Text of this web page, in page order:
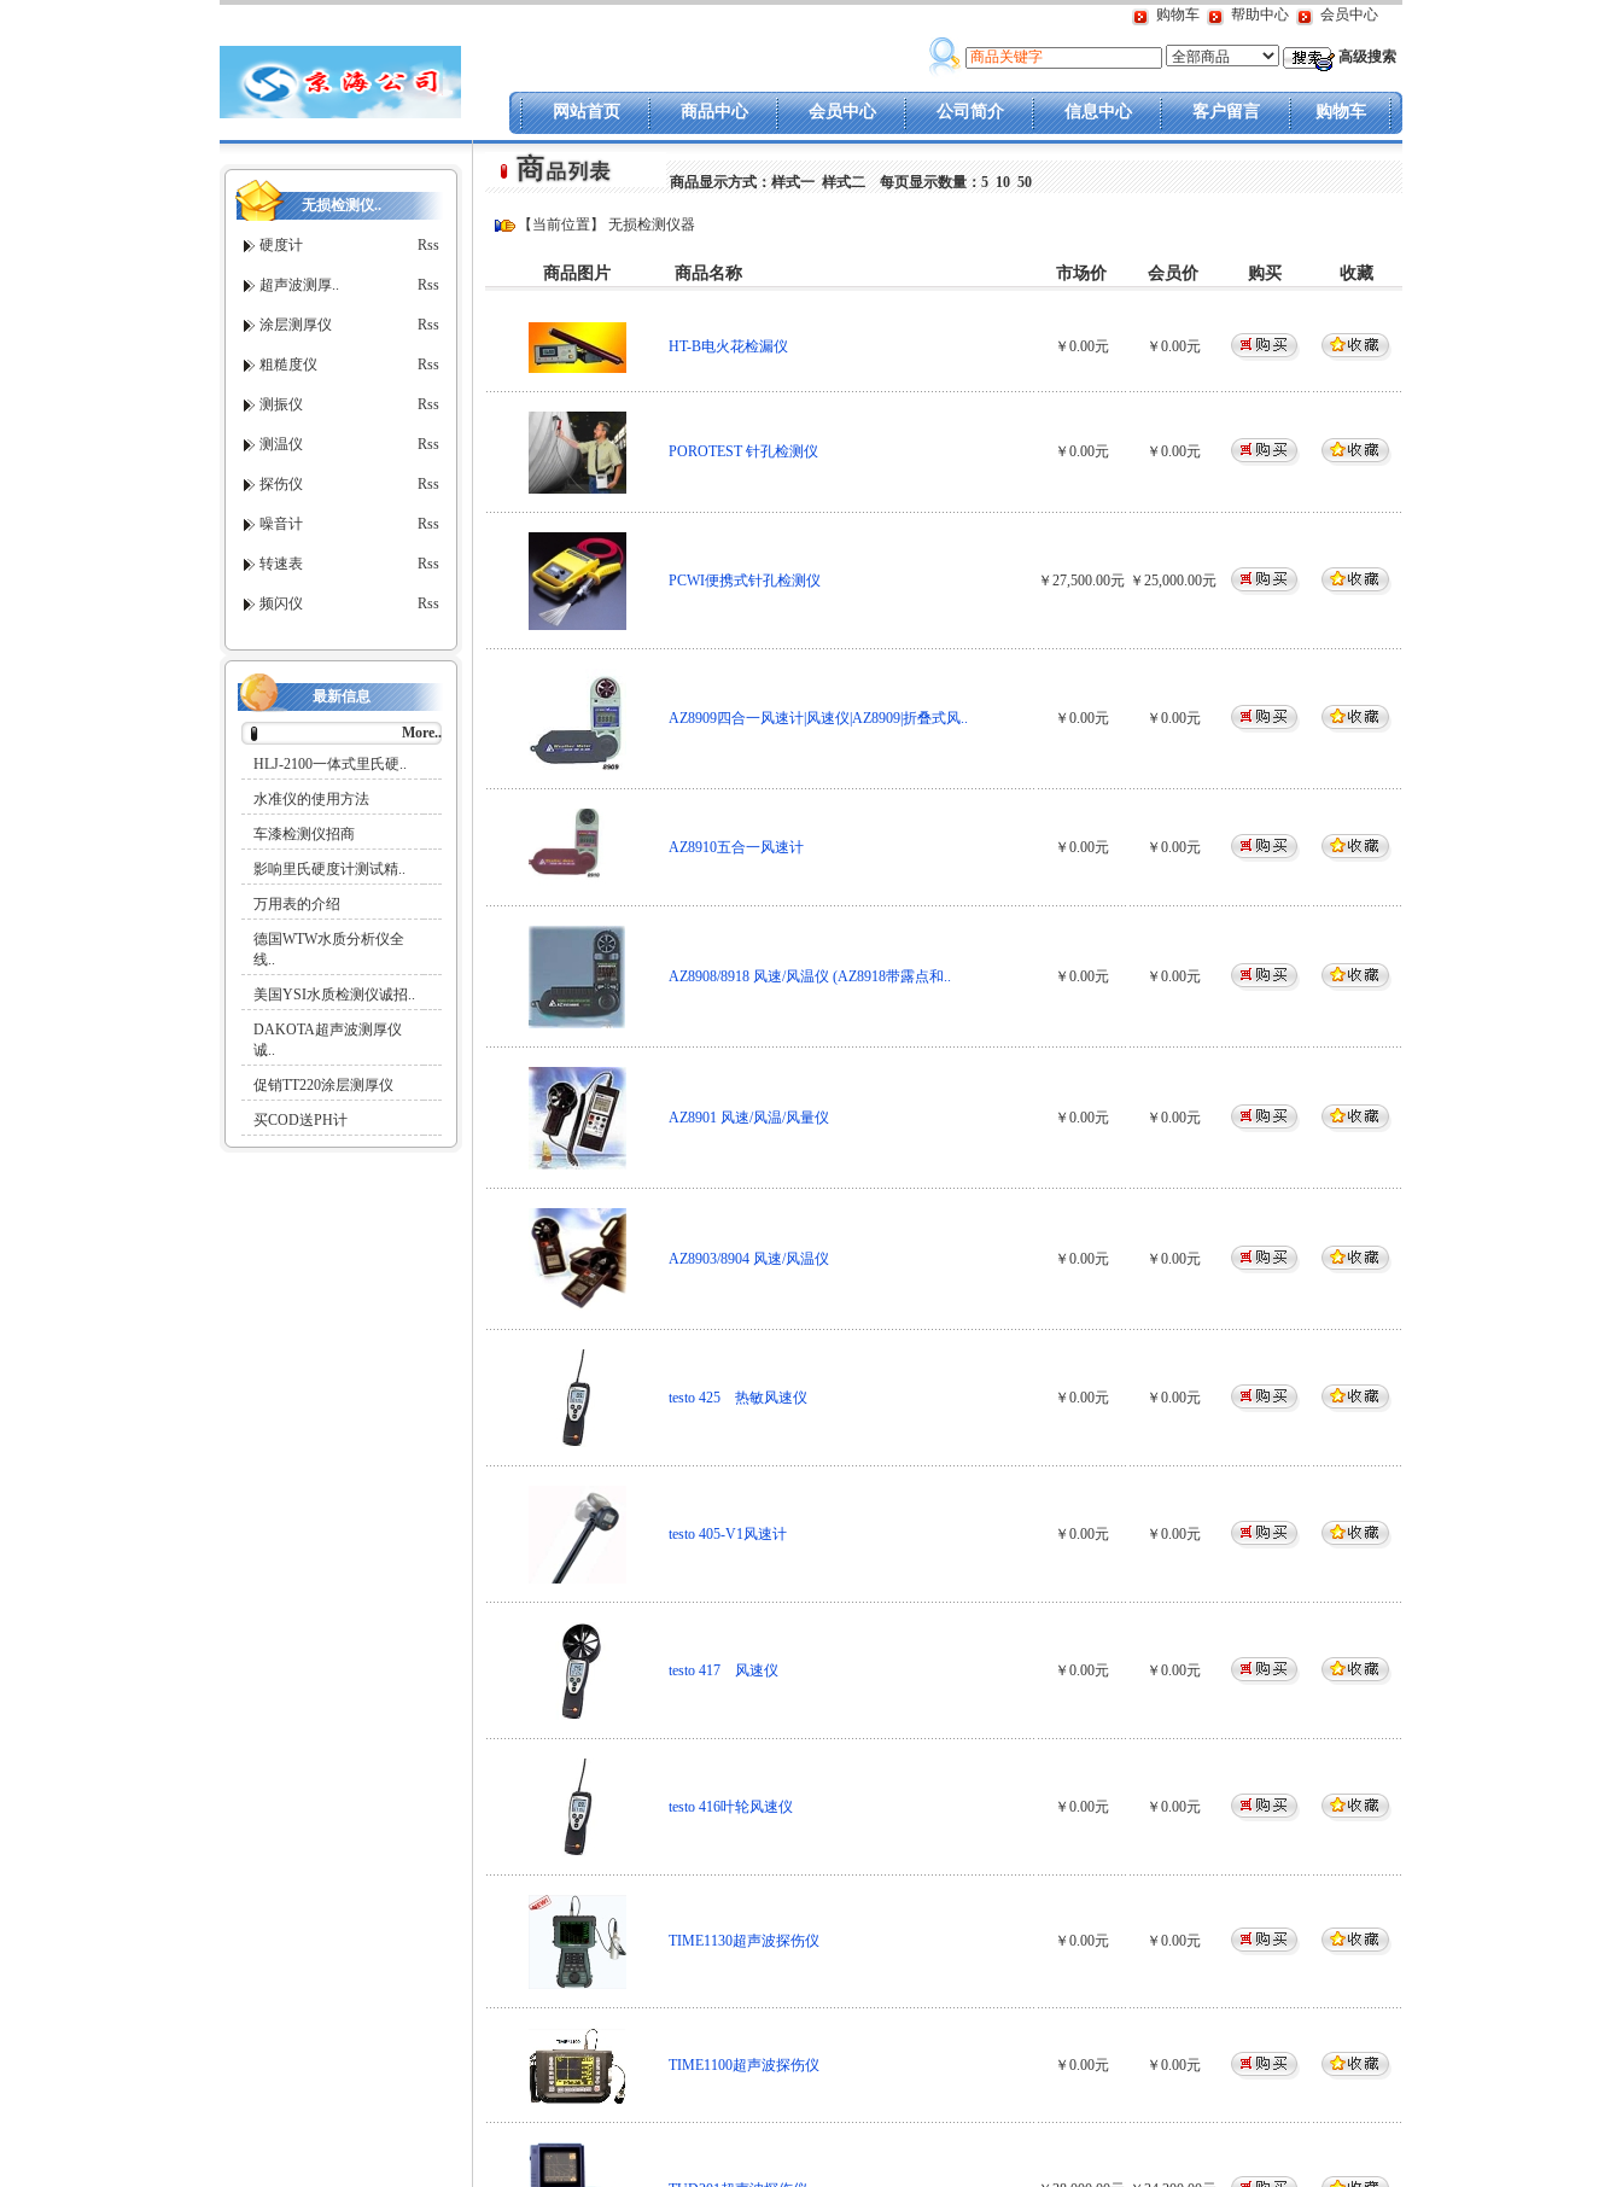
购物车 帮助中心 会员中心
高级搜索
网站首页 商品中心 会员中心 公司简介 信息中心 客户留言 购物车
无损检测仪..
硬度计 Rss
超声波测厚.. Rss
涂层测厚仪 Rss
粗糙度仪 Rss
测振仪 Rss
测温仪 Rss
探伤仪 Rss
噪音计 Rss
转速表 Rss
频闪仪 Rss
最新信息
More..
HLJ-2100一体式里氏硬..
水准仪的使用方法
车漆检测仪招商
影响里氏硬度计测试精..
万用表的介绍
德国WTW水质分析仪全
线..
美国YSI水质检测仪诚招..
DAKOTA超声波测厚仪
诚..
促销TT220涂层测厚仪
买COD送PH计
商品显示方式：样式一 样式二每页显示数量：5 10 50
【当前位置】 无损检测仪器
商品图片 商品名称 市场价 会员价 购买 收藏
HT-B电火花检漏仪 ￥0.00元 ￥0.00元
POROTEST 针孔检测仪 ￥0.00元 ￥0.00元
PCWI便携式针孔检测仪 ￥27,500.00元 ￥25,000.00元
AZ8909四合一风速计|风速仪|AZ8909|折叠式风.. ￥0.00元 ￥0.00元
AZ8910五合一风速计 ￥0.00元 ￥0.00元
AZ8908/8918 风速/风温仪 (AZ8918带露点和.. ￥0.00元 ￥0.00元
AZ8901 风速/风温/风量仪 ￥0.00元 ￥0.00元
AZ8903/8904 风速/风温仪 ￥0.00元 ￥0.00元
testo 425 热敏风速仪 ￥0.00元 ￥0.00元
testo 405-V1风速计 ￥0.00元 ￥0.00元
testo 417 风速仪 ￥0.00元 ￥0.00元
testo 416叶轮风速仪 ￥0.00元 ￥0.00元
TIME1130超声波探伤仪 ￥0.00元 ￥0.00元
TIME1100超声波探伤仪 ￥0.00元 ￥0.00元